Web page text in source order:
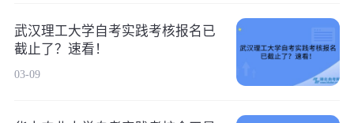
武汉理工大学自考实践考核报名已
截止了？速看！
03-09